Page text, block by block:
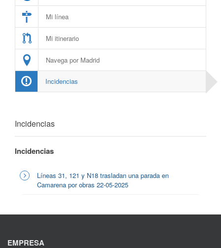
Mi línea
Mi itinerario
Navega por Madrid
Incidencias
Incidencias
Incidencias
Líneas 31, 121 y N18 trasladan una parada en
Camarena por obras 22-05-2025
EMPRESA